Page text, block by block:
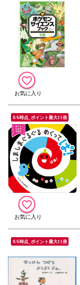
8/6時点_ポイント最大11倍
8/6時点_ポイント最大11倍